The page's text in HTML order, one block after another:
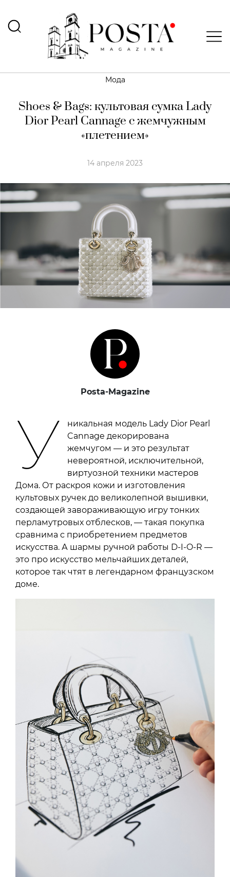
Мода
Shoes & Bags: культовая сумка Lady
Dior Pearl Cannage с жемчужным
«плетением»
14 апреля 2023
Posta-Magazine
У
никальная модель Lady Dior Pearl
Cannage декорирована
жемчугом — и это результат
невероятной, исключительной,
виртуозной техники мастеров
Дома. От раскроя кожи и изготовления
культовых ручек до великолепной вышивки,
создающей завораживающую игру тонких
перламутровых отблесков, — такая покупка
сравнима с приобретением предметов
искусства. А шармы ручной работы D-I-O-R —
это про искусство мельчайших деталей,
которое так чтят в легендарном французском
доме.